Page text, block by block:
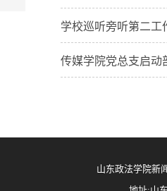
学校巡听旁听第二
传媒学院党总支启动
山东政法学院新